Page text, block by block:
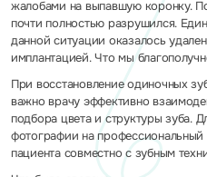
жалобами на выпавшую коронку.
почти полностью разрушился.
данной ситуации оказалось
имплантацией. Что мы
При восстановление одиночных
важно врачу эффективно
подбора цвета и структуры зуба.
фотографии на
пациента совместно с зубным